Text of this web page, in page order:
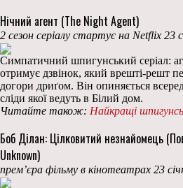
Нічний агент (The Night Agent)
2 сезон серіалу стартує на Netflix 23
Симпатичний шпигунський серіал:
отримує дзвінок, який врешті-решт
догори дриґом. Він опиняється
сліди якої ведуть в Білий дом.
Читайте також: Найкращі
Боб Ділан: Цілковитий незнайомець
Unknown)
прем’єра фільму в кінотеатрах 23